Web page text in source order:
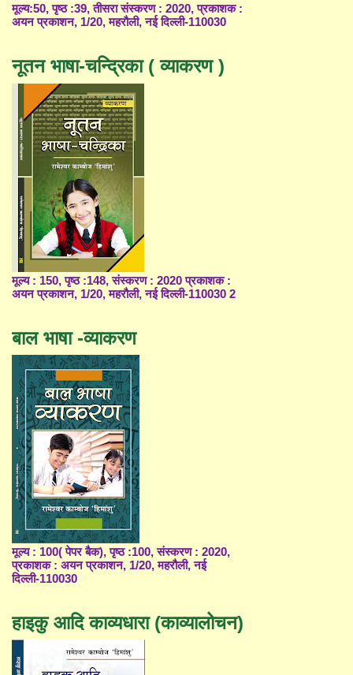
मूल्य:50, पृष्ठ :39, तीसरा संस्करण : 2020, प्रकाशक :
अयन प्रकाशन, 1/20, महरौली, नई दिल्ली-110030
नूतन भाषा-चन्द्रिका ( व्याकरण )
मूल्य : 150, पृष्ठ :148, संस्करण : 2020 प्रकाशक :
अयन प्रकाशन, 1/20, महरौली, नई दिल्ली-110030 2
बाल भाषा -व्याकरण
मूल्य : 100( पेपर बैक), पृष्ठ :100, संस्करण : 2020,
प्रकाशक : अयन प्रकाशन, 1/20, महरौली, नई
दिल्ली-110030
हाइकु आदि काव्यधारा (काव्यालोचन)